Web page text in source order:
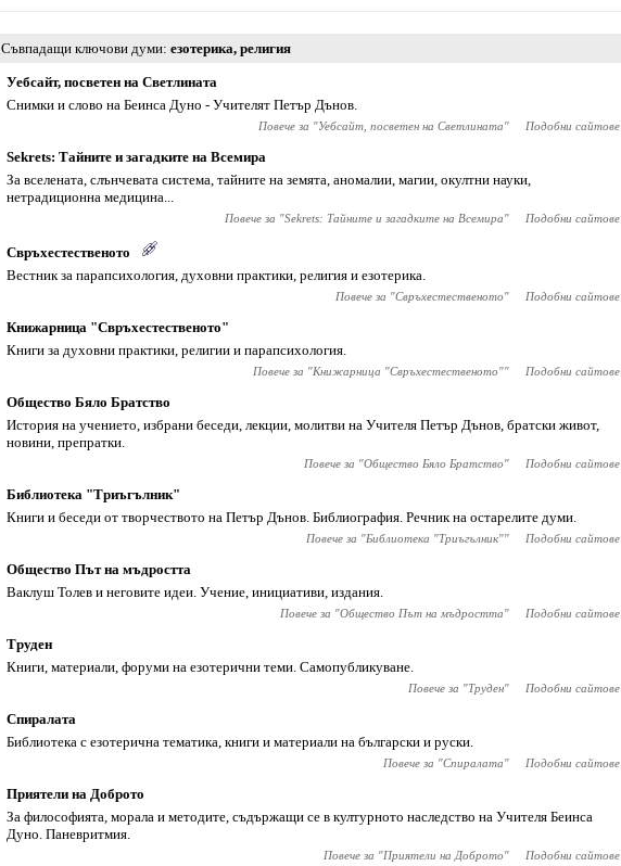
Съвпадащи ключови думи езотерика, религия
Уебсайт, посветен на Светлината
Снимки и слово на Беинса Дуно - Учителят Петър Дънов.
Повече за "Уебсайт, посветен на Светлината" Подобни сайтове
Sekrets: Тайните и загадките на Всемира
За вселената, слънчевата система, тайните на земята, аномалии, магии, окултни науки,
нетрадиционна медицина...
Повече за "Sekrets: Тайните и загадките на Всемира" Подобни сайтове
Свръхестественото
Вестник за парапсихология, духовни практики, религия и езотерика.
Повече за "Свръхестественото" Подобни сайтове
Книжарница "Свръхестественото"
Книги за духовни практики, религии и парапсихология.
Повече за "Книжарница "Свръхестественото"" Подобни сайтове
Общество Бяло Братство
История на учението, избрани беседи, лекции, молитви на Учителя Петър Дънов, братски живот,
новини, препратки.
Повече за "Общество Бяло Братство" Подобни сайтове
Библиотека "Триъгълник"
Книги и беседи от творчеството на Петър Дънов. Библиография. Речник на остарелите думи.
Повече за "Библиотека "Триъгълник"" Подобни сайтове
Общество Път на мъдростта
Ваклуш Толев и неговите идеи. Учение, инициативи, издания.
Повече за "Общество Път на мъдростта" Подобни сайтове
Труден
Книги, материали, форуми на езотерични теми. Самопубликуване.
Повече за "Труден" Подобни сайтове
Спиралата
Библиотека с езотерична тематика, книги и материали на български и руски.
Повече за "Спиралата" Подобни сайтове
Приятели на Доброто
За философията, морала и методите, съдържащи се в културното наследство на Учителя Беинса
Дуно. Паневритмия.
Повече за "Приятели на Доброто" Подобни сайтове